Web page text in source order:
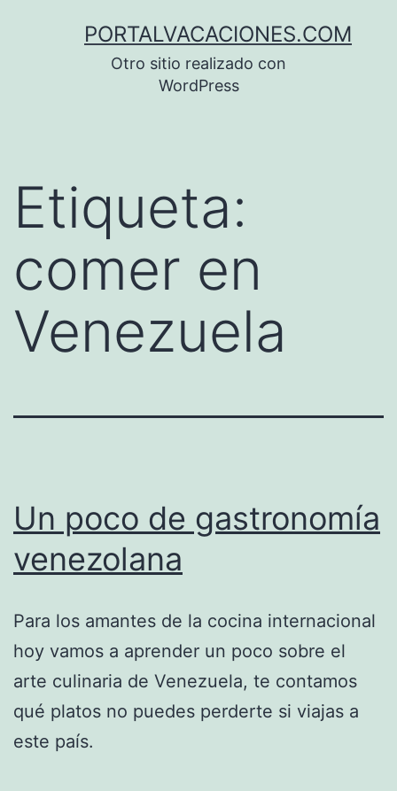
PORTALVACACIONES.COM
Otro sitio realizado con
WordPress
Etiqueta:
comer en
Venezuela
Un poco de gastronomía
venezolana
Para los amantes de la cocina internacional
hoy vamos a aprender un poco sobre el
arte culinaria de Venezuela, te contamos
qué platos no puedes perderte si viajas a
este país.